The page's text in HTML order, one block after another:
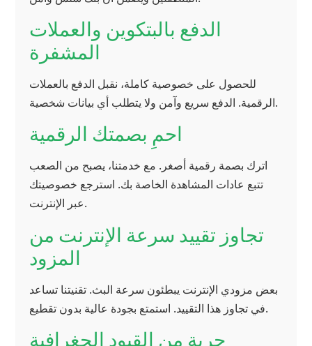
الدفع بالبتكوين والعملات
المشفرة
للحصول على خصوصية كاملة، نقبل الدفع بالعملات
الرقمية. الدفع سريع وآمن ولا يتطلب أي بيانات شخصية.
احمِ بصمتك الرقمية
اترك بصمة رقمية أصغر. مع خدمتنا، يصبح من الصعب
تتبع عادات المشاهدة الخاصة بك. استرجع خصوصيتك
عبر الإنترنت.
تجاوز تقييد سرعة الإنترنت من
المزود
بعض مزودي الإنترنت يبطئون سرعة البث. تقنيتنا تساعد
في تجاوز هذا التقييد. استمتع بجودة عالية بدون تقطيع.
حرية من القيود الجغرافية